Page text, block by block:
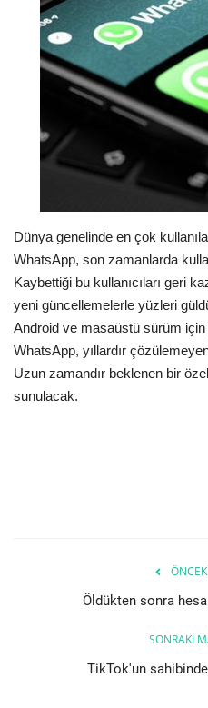
Londra
İngiltere
İş & Ekonomi
Videolar
Pazaryeri
Kültür - Sanat
Firma Rehberi
Restoranlar
Sağlık
Dünya genelinde en çok
WhatsApp, son zamanlarda
Kaybettiği bu kullanıcıları geri
yeni güncellemelerle yüzleri
Android ve masaüstü sürüm
WhatsApp, yıllardır
Uzun zamandır beklenen bir
sunulacak.
Öldükten sonra
SONRAKI
TikTok'un